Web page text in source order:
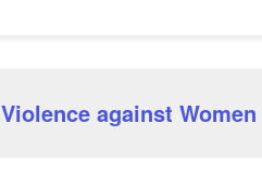
Violence against